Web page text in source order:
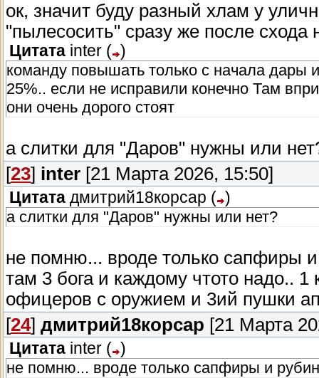
ок, значит буду разный хлам у
"пылесосить" сразу же после схода
Цитата inter ( )
команду повышать только с начала дары
25%.. если не исправили конечно Там
они очень дорого стоят
а слитки для "Даров" нужны или
[23] inter [21 Марта 2026, 15:50]
Цитата дмитрий18корсар ( )
а слитки для "Даров" нужны или нет?
не помню... вроде только сапфиры
там 3 бога и каждому чтото надо.. 1
офицеров с оружием и 3ий пушки
[24] дмитрий18корсар [21 Марта
Цитата inter ( )
не помню... вроде только сапфиры и